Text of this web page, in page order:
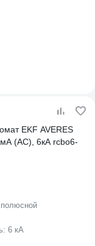
EKF AVERES
(АС), 6кА rcbo6-
6 кА